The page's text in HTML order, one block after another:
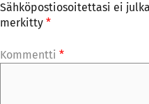
Sähköpostiosoitettasi ei
merkitty *
Kommentti *